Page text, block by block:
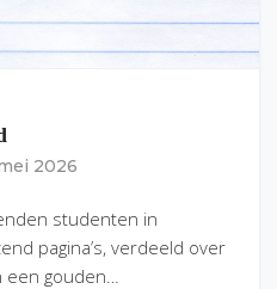
2026
studenten in
pagina’s, verdeeld over
gouden…